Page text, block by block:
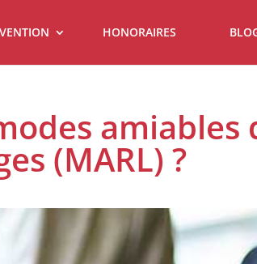
HONORAIRES
amiables
(MARL) ?